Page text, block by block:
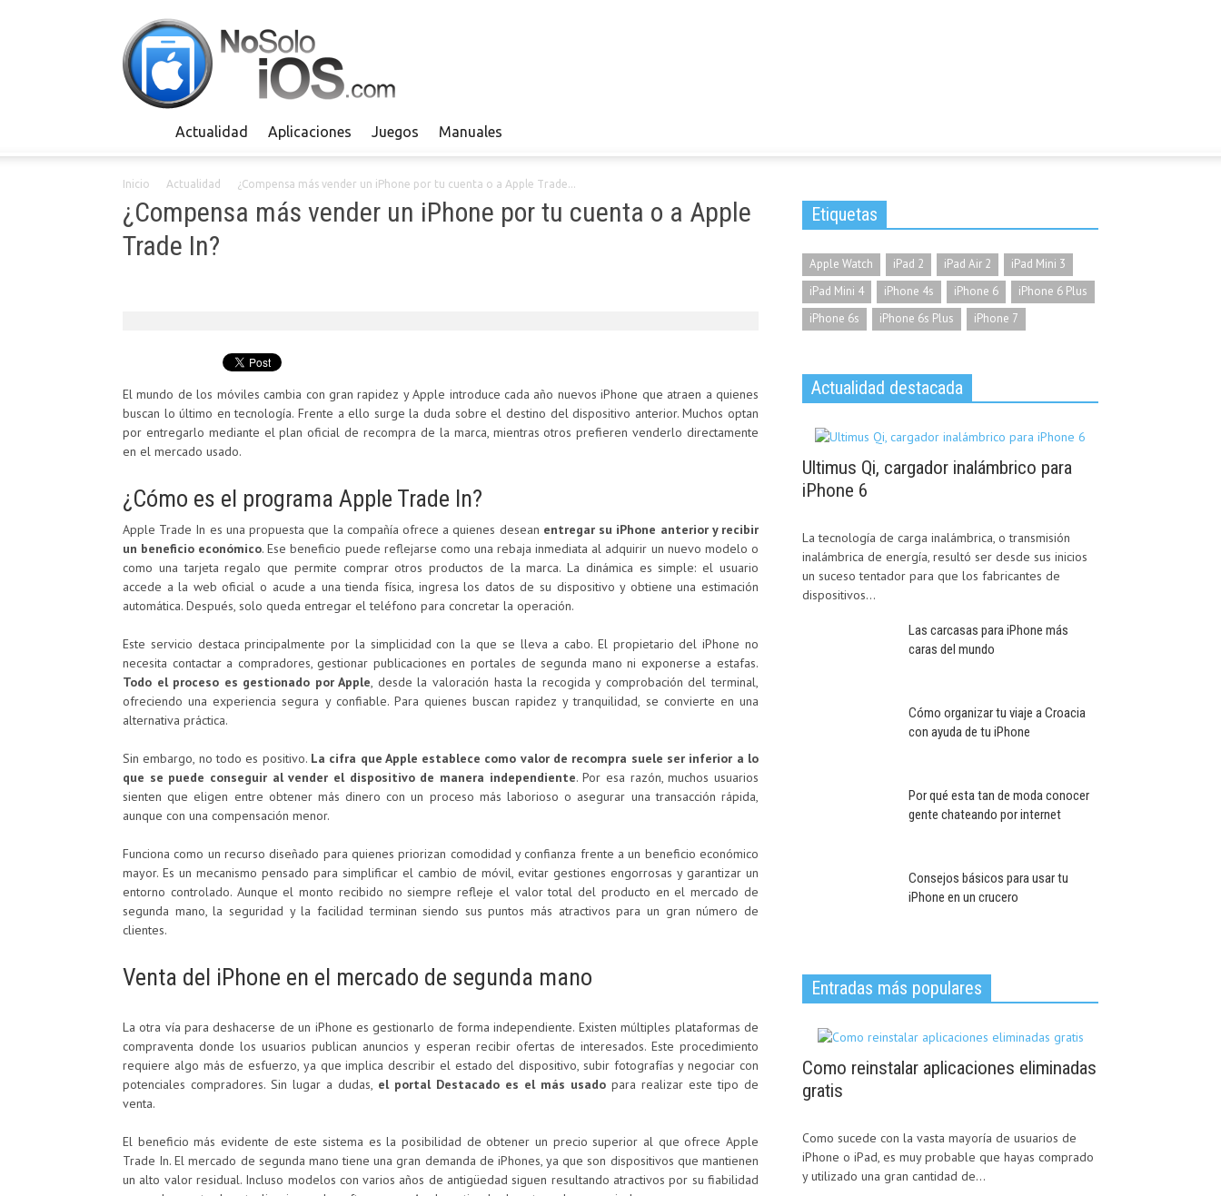
Actualidad Aplicaciones Juegos Manuales
Inicio Actualidad ¿Compensa más vender un iPhone por tu cuenta o a Apple Trade...
¿Compensa más vender un iPhone por tu cuenta o a Apple
Trade In?
El mundo de los móviles cambia con gran rapidez y Apple introduce cada año nuevos iPhone que atraen a quienes
buscan lo último en tecnología. Frente a ello surge la duda sobre el destino del dispositivo anterior. Muchos optan
por entregarlo mediante el plan oficial de recompra de la marca, mientras otros prefieren venderlo directamente
en el mercado usado.
¿Cómo es el programa Apple Trade In?
Apple Trade In es una propuesta que la compañía ofrece a quienes desean entregar su iPhone anterior y recibir
un beneficio económico. Ese beneficio puede reflejarse como una rebaja inmediata al adquirir un nuevo modelo o
como una tarjeta regalo que permite comprar otros productos de la marca. La dinámica es simple: el usuario
accede a la web oficial o acude a una tienda física, ingresa los datos de su dispositivo y obtiene una estimación
automática. Después, solo queda entregar el teléfono para concretar la operación.
Este servicio destaca principalmente por la simplicidad con la que se lleva a cabo. El propietario del iPhone no
necesita contactar a compradores, gestionar publicaciones en portales de segunda mano ni exponerse a estafas.
Todo el proceso es gestionado por Apple, desde la valoración hasta la recogida y comprobación del terminal,
ofreciendo una experiencia segura y confiable. Para quienes buscan rapidez y tranquilidad, se convierte en una
alternativa práctica.
Sin embargo, no todo es positivo. La cifra que Apple establece como valor de recompra suele ser inferior a lo
que se puede conseguir al vender el dispositivo de manera independiente. Por esa razón, muchos usuarios
sienten que eligen entre obtener más dinero con un proceso más laborioso o asegurar una transacción rápida,
aunque con una compensación menor.
Funciona como un recurso diseñado para quienes priorizan comodidad y confianza frente a un beneficio económico
mayor. Es un mecanismo pensado para simplificar el cambio de móvil, evitar gestiones engorrosas y garantizar un
entorno controlado. Aunque el monto recibido no siempre refleje el valor total del producto en el mercado de
segunda mano, la seguridad y la facilidad terminan siendo sus puntos más atractivos para un gran número de
clientes.
Venta del iPhone en el mercado de segunda mano
La otra vía para deshacerse de un iPhone es gestionarlo de forma independiente. Existen múltiples plataformas de
compraventa donde los usuarios publican anuncios y esperan recibir ofertas de interesados. Este procedimiento
requiere algo más de esfuerzo, ya que implica describir el estado del dispositivo, subir fotografías y negociar con
potenciales compradores. Sin lugar a dudas, el portal Destacado es el más usado para realizar este tipo de
venta.
El beneficio más evidente de este sistema es la posibilidad de obtener un precio superior al que ofrece Apple
Trade In. El mercado de segunda mano tiene una gran demanda de iPhones, ya que son dispositivos que mantienen
un alto valor residual. Incluso modelos con varios años de antigüedad siguen resultando atractivos por su fiabilidad
Etiquetas
Apple Watch iPad 2 iPad Air 2
iPad Mini 3
iPad Mini 4
iPhone 4s iPhone 6
iPhone 6 Plus
iPhone 6s
iPhone 6s Plus iPhone 7
Actualidad destacada
Ultimus Qi, cargador inalámbrico para
iPhone 6
La tecnología de carga inalámbrica, o transmisión
inalámbrica de energía, resultó ser desde sus inicios
un suceso tentador para que los fabricantes de
dispositivos...
Las carcasas para iPhone más
caras del mundo
Cómo organizar tu viaje a Croacia
con ayuda de tu iPhone
Por qué esta tan de moda conocer
gente chateando por internet
Consejos básicos para usar tu
iPhone en un crucero
Entradas más populares
Como reinstalar aplicaciones eliminadas
gratis
Como sucede con la vasta mayoría de usuarios de
iPhone o iPad, es muy probable que hayas comprado
y utilizado una gran cantidad de...